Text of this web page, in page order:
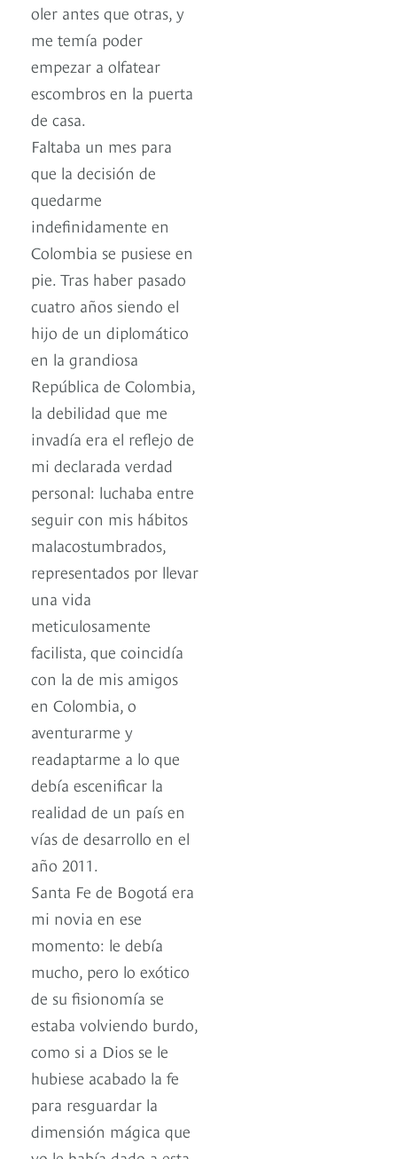
oler antes que otras, y
me temía poder
empezar a olfatear
escombros en la puerta
de casa.
Faltaba un mes para
que la decisión de
quedarme
indefinidamente en
Colombia se pusiese en
pie. Tras haber pasado
cuatro años siendo el
hijo de un diplomático
en la grandiosa
República de Colombia,
la debilidad que me
invadía era el reflejo de
mi declarada verdad
personal: luchaba entre
seguir con mis hábitos
malacostumbrados,
representados por llevar
una vida
meticulosamente
facilista, que coincidía
con la de mis amigos
en Colombia, o
aventurarme y
readaptarme a lo que
debía escenificar la
realidad de un país en
vías de desarrollo en el
año 2011.
Santa Fe de Bogotá era
mi novia en ese
momento: le debía
mucho, pero lo exótico
de su fisionomía se
estaba volviendo burdo,
como si a Dios se le
hubiese acabado la fe
para resguardar la
dimensión mágica que